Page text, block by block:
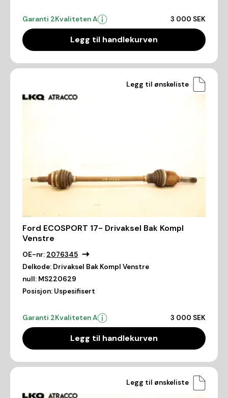
Garanti 2Kvaliteten A 3 000 SEK
Legg til handlekurven
Legg til ønskeliste
Ford ECOSPORT 17- Drivaksel Bak Kompl
Venstre
OE-nr: 2076345
Delkode: Drivaksel Bak Kompl Venstre
null: MS220629
Posisjon: Uspesifisert
Garanti 2Kvaliteten A 3 000 SEK
Legg til handlekurven
Legg til ønskeliste